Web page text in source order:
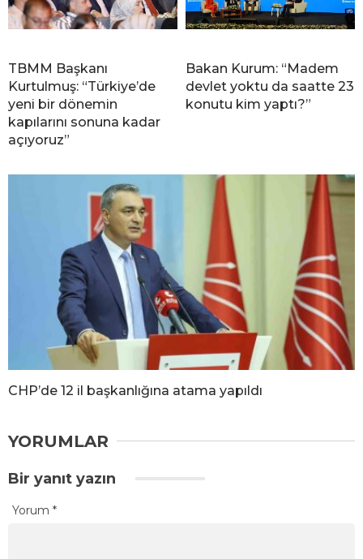
TBMM Başkanı
Kurtulmuş: “Türkiye’de
yeni bir dönemin
kapılarını sonuna kadar
açıyoruz”
Bakan Kurum: “Madem
devlet yoktu da saatte 23
konutu kim yaptı?”
CHP’de 12 il başkanlığına atama yapıldı
YORUMLAR
Bir yanıt yazın
Yorum *